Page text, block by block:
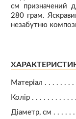
см призначений
280 грам.
незабутню
Матеріал
Колір
Діаметр, см